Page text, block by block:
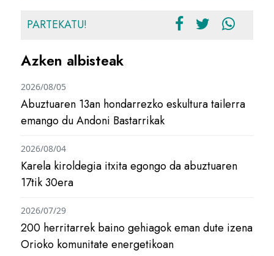
PARTEKATU!
Azken albisteak
Abuztuaren 13an hondarrezko eskultura tailerra
emango du Andoni Bastarrikak
2026/08/05
Karela kiroldegia itxita egongo da abuztuaren
17tik 30era
2026/08/04
200 herritarrek baino gehiagok eman dute izena
Orioko komunitate energetikoan
2026/07/29